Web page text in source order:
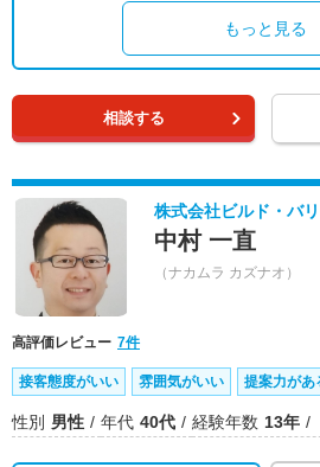
もっと見る
相談する
株式会社ビルド・バ
中村 一直
（ナカムラ カズナオ）
高評価レビュー 7件
接客態度がいい 雰囲気がいい 提案力があ
性別 男性 年代 40代 経験年数 13年